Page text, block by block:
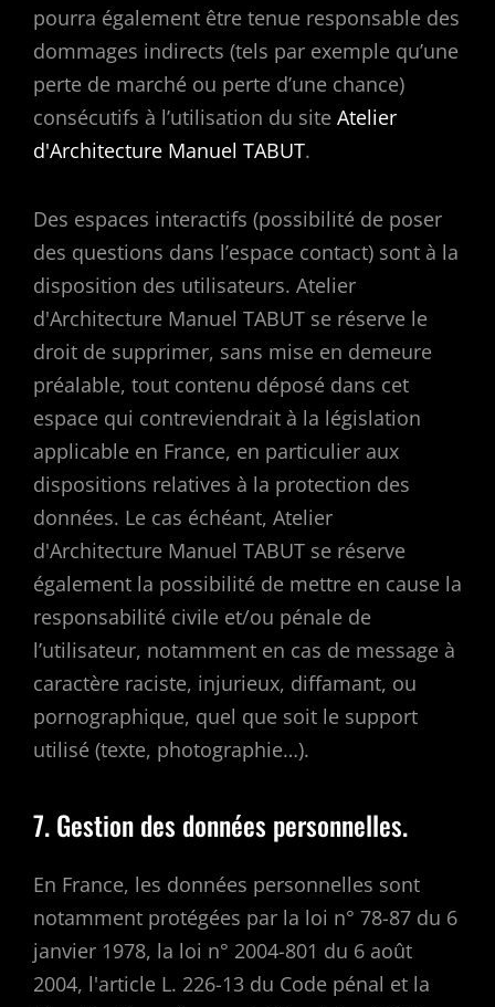
pourra également être tenue responsable des
dommages indirects (tels par exemple qu’une
perte de marché ou perte d’une chance)
consécutifs à l’utilisation du site Atelier
d'Architecture Manuel TABUT.
Des espaces interactifs (possibilité de poser
des questions dans l’espace contact) sont à la
disposition des utilisateurs. Atelier
d'Architecture Manuel TABUT se réserve le
droit de supprimer, sans mise en demeure
préalable, tout contenu déposé dans cet
espace qui contreviendrait à la législation
applicable en France, en particulier aux
dispositions relatives à la protection des
données. Le cas échéant, Atelier
d'Architecture Manuel TABUT se réserve
également la possibilité de mettre en cause la
responsabilité civile et/ou pénale de
l’utilisateur, notamment en cas de message à
caractère raciste, injurieux, diffamant, ou
pornographique, quel que soit le support
utilisé (texte, photographie…).
7. Gestion des données personnelles.
En France, les données personnelles sont
notamment protégées par la loi n° 78-87 du 6
janvier 1978, la loi n° 2004-801 du 6 août
2004, l'article L. 226-13 du Code pénal et la